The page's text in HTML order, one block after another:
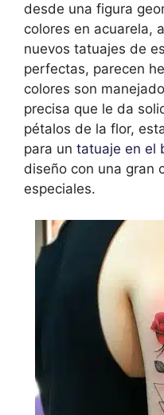
desde una figura
colores en acuarela,
nuevos tatuajes de
perfectas, parecen
colores son
precisa que le da
pétalos de la flor,
para un tatuaje en el
diseño con una gran
especiales.